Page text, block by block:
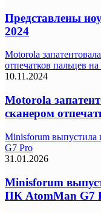
Представлены
2024
Motorola
отпечатков пальцев на
10.11.2024
Motorola
сканером
Minisforum
G7 Pro
31.01.2026
Minisforum
ПК AtomMan G7